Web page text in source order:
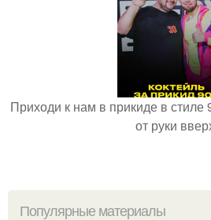
Приходи к нам в прикиде в стиле
от руки
Популярные материалы